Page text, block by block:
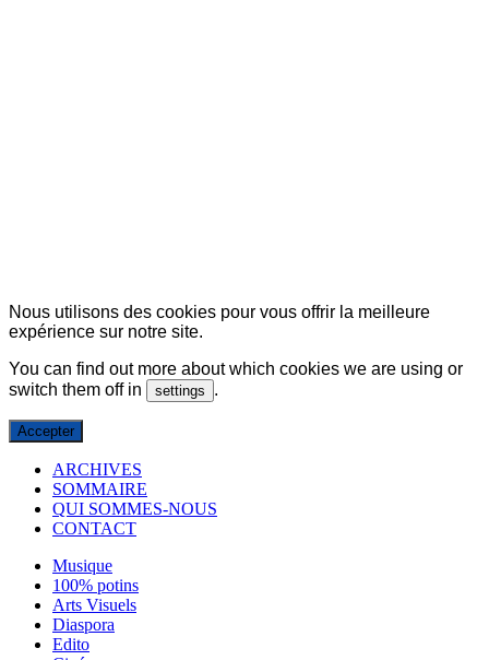
Nous utilisons des cookies pour vous offrir la meilleure
expérience sur notre site.
You can find out more about which cookies we are using or
switch them off in
settings .
Accepter
ARCHIVES
SOMMAIRE
QUI SOMMES-NOUS
CONTACT
Musique
100% potins
Arts Visuels
Diaspora
Edito